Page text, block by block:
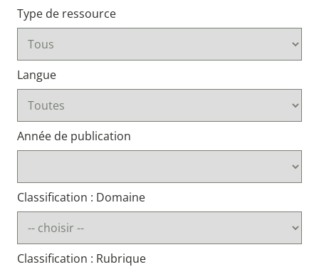
Type de ressource
Langue
Année de publication
Classification : Domaine
Classification : Rubrique